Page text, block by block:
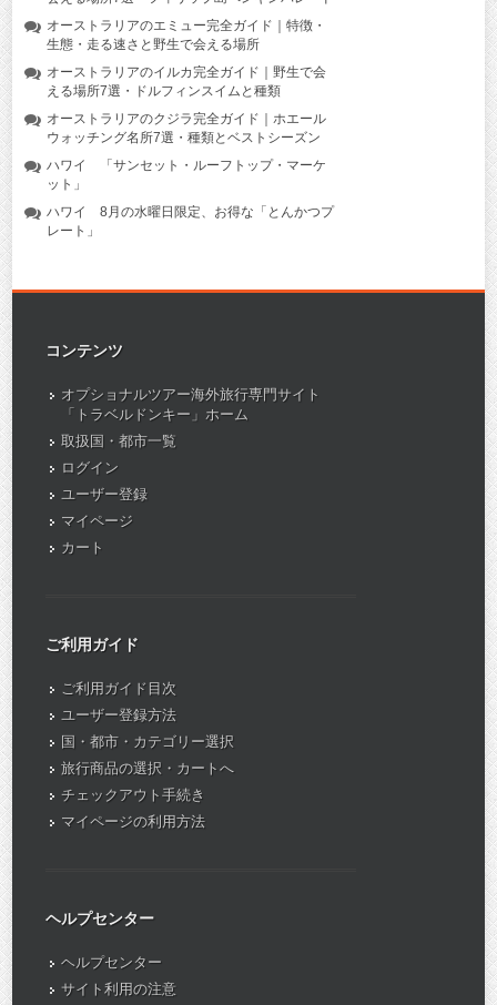
オーストラリアのエミュー完全ガイド｜特徴・
生態・走る速さと野生で会える場所
オーストラリアのイルカ完全ガイド｜野生で会
える場所7選・ドルフィンスイムと種類
オーストラリアのクジラ完全ガイド｜ホエール
ウォッチング名所7選・種類とベストシーズン
ハワイ 「サンセット・ルーフトップ・マーケ
ット」
ハワイ 8月の水曜日限定、お得な「とんかつプ
レート」
コンテンツ
オプショナルツアー海外旅行専門サイト
「トラベルドンキー」ホーム
取扱国・都市一覧
ログイン
ユーザー登録
マイページ
カート
ご利用ガイド
ご利用ガイド目次
ユーザー登録方法
国・都市・カテゴリー選択
旅行商品の選択・カートへ
チェックアウト手続き
マイページの利用方法
ヘルプセンター
ヘルプセンター
サイト利用の注意